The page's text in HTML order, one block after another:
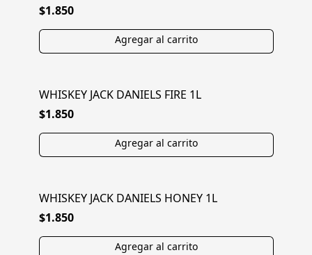
$1.850
WHISKEY JACK DANIELS FIRE 1L
$1.850
WHISKEY JACK DANIELS HONEY 1L
$1.850